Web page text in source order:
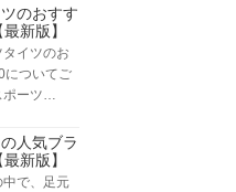
のおすす
新版】
イツのお
についてご
ポーツ…
人気ブラ
新版】
で、足元